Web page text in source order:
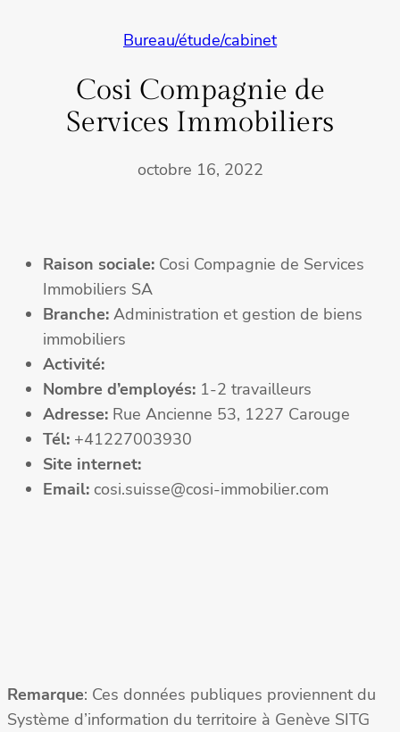
Bureau/étude/cabinet
Cosi Compagnie de
Services Immobiliers
octobre 16, 2022
Raison sociale: Cosi Compagnie de Services
Immobiliers SA
Branche: Administration et gestion de biens
immobiliers
Activité:
Nombre d’employés: 1-2 travailleurs
Adresse: Rue Ancienne 53, 1227 Carouge
Tél: +41227003930
Site internet:
Email: cosi.suisse@cosi-immobilier.com
Remarque: Ces données publiques proviennent du
Système d’information du territoire à Genève SITG